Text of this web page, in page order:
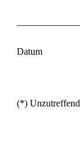
Datum
(*)